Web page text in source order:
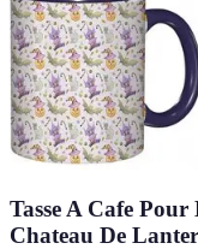
Tasse A Cafe
Chateau De